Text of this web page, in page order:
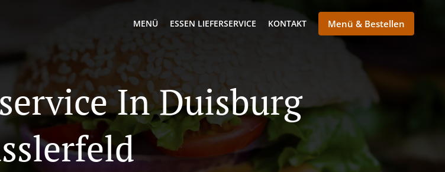
MENÜ ESSEN LIEFERSERVICE KONTAKT Menü & Bestellen
In Duisburg